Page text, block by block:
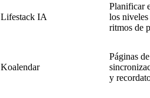
Lifestack IA
Planificar
los
ritmos de
Koalendar
Páginas
y